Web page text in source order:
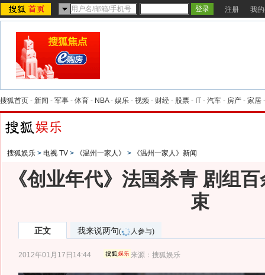
注册 我
搜狐首页 - 新闻 - 军事 - 体育 - NBA- 娱乐 - 视频 - 财经 - 股票 - IT - 汽车 - 房产 - 家居
搜狐娱乐 > 电视 TV > 《温州一家人》 > 《温州一家人》新闻
《创业年代》法国杀青 剧组
束
正文 我来说两句( 人参与)
2012年01月17日14:44 来源：搜狐娱乐